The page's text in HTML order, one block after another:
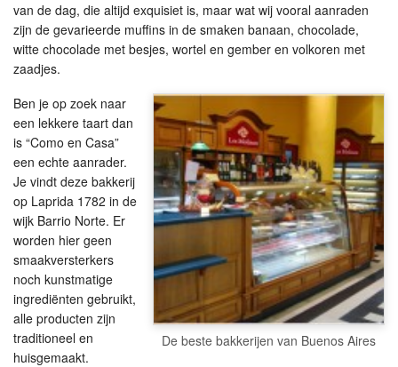
van de dag, die altijd exquisiet is, maar wat wij vooral aanraden
zijn de gevarieerde muffins in de smaken banaan, chocolade,
witte chocolade met besjes, wortel en gember en volkoren met
zaadjes.
De beste bakkerijen van Buenos Aires
Ben je op zoek naar
een lekkere taart dan
is “Como en Casa”
een echte aanrader.
Je vindt deze bakkerij
op Laprida 1782 in de
wijk Barrio Norte. Er
worden hier geen
smaakversterkers
noch kunstmatige
ingrediënten gebruikt,
alle producten zijn
traditioneel en
huisgemaakt.